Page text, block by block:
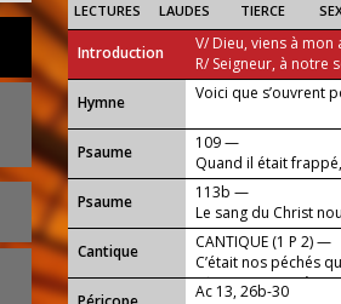
LECTURES LAUDES TIERCE
Introduction
V/ Dieu, viens à mon
R/ Seigneur, à notre
...
Hymne Voici que s’ouvrent
Psaume
109 —
Quand il était
Psaume
113b —
Le sang du Christ
Dieu vivant.
Cantique
CANTIQUE (1 P 2) —
C’était nos péchés
afin que, morts à
Ac 13, 26b-30